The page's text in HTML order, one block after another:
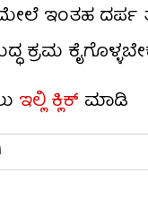
ಇಂತಹ ದರ್ಪ
ಕ್ರಮ
ಇಲ್ಲಿ ಕ್ಲಿಕ್ ಮಾಡಿ